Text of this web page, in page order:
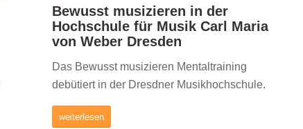
Bewusst musizieren in der
Hochschule für Musik Carl Maria
von Weber Dresden
Das Bewusst musizieren Mentaltraining
debütiert in der Dresdner Musikhochschule.
weiterlesen